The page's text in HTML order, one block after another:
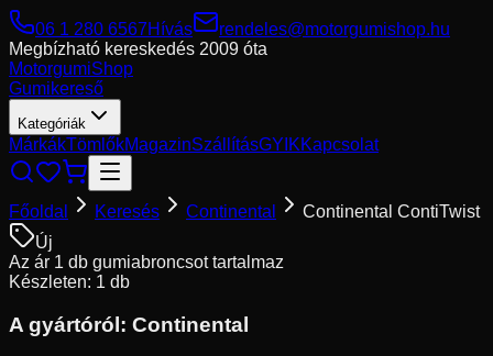
06 1 280 6567Hívás
rendeles@motorgumishop.hu
Megbízható kereskedés 2009 óta
MotorgumiShop
Gumikereső
Kategóriák
MárkákTömlőkMagazinSzállításGYIKKapcsolat
Főoldal Keresés Continental
Continental ContiTwist
Új
Az ár 1 db gumiabroncsot tartalmaz
Készleten: 1 db
A gyártóról: Continental